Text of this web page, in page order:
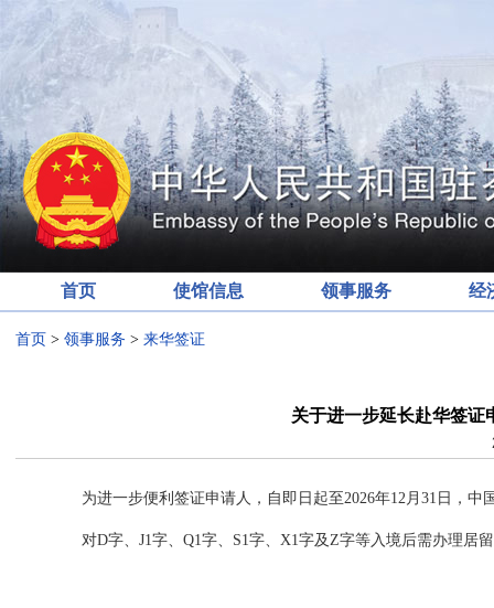
首页 使馆信息 领事服务 经
首页 > 领事服务 > 来华签证
关于进一步延长赴华签证
为进一步便利签证申请人，自即日起至2026年12月31日，
对D字、J1字、Q1字、S1字、X1字及Z字等入境后需办理居